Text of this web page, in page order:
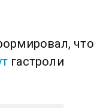
что
гастроли